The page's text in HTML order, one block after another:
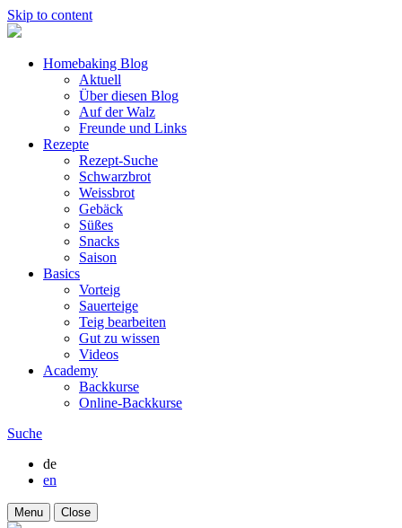
Skip to content
Homebaking Blog
Aktuell
Über diesen Blog
Auf der Walz
Freunde und Links
Rezepte
Rezept-Suche
Schwarzbrot
Weissbrot
Gebäck
Süßes
Snacks
Saison
Basics
Vorteig
Sauerteige
Teig bearbeiten
Gut zu wissen
Videos
Academy
Backkurse
Online-Backkurse
Suche
de
en
Menu Close